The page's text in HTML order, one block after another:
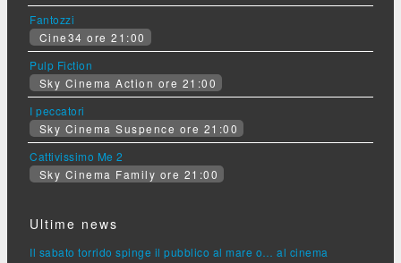
Fantozzi
Cine34 ore 21:00
Pulp Fiction
Sky Cinema Action ore 21:00
I peccatori
Sky Cinema Suspence ore 21:00
Cattivissimo Me 2
Sky Cinema Family ore 21:00
Ultime news
Il sabato torrido spinge il pubblico al mare o… al cinema